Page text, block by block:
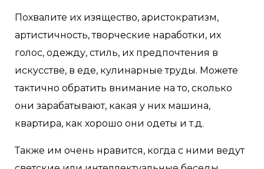
Похвалите их изящество, аристократизм,
артистичность, творческие наработки, их
голос, одежду, стиль, их предпочтения в
искусстве, в еде, кулинарные труды. Можете
тактично обратить внимание на то, сколько
они зарабатывают, какая у них машина,
квартира, как хорошо они одеты и т.д.
Также им очень нравится, когда с ними ведут